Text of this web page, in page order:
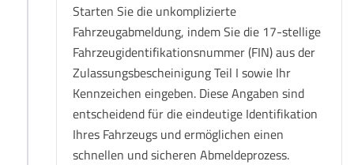
Starten Sie die unkomplizierte
Fahrzeugabmeldung, indem Sie die 17-stellige
Fahrzeugidentifikationsnummer (FIN) aus der
Zulassungsbescheinigung Teil I sowie Ihr
Kennzeichen eingeben. Diese Angaben sind
entscheidend für die eindeutige Identifikation
Ihres Fahrzeugs und ermöglichen einen
schnellen und sicheren Abmeldeprozess.